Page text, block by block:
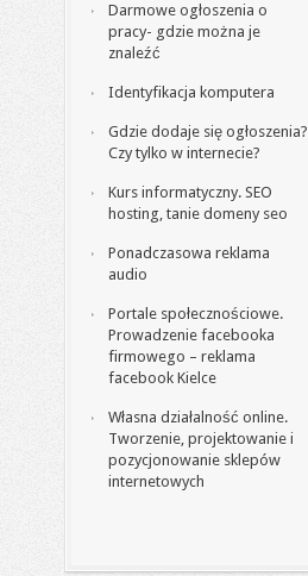
Darmowe ogłoszenia o
pracy- gdzie można je
znaleźć
Identyfikacja komputera
Gdzie dodaje się ogłoszenia?
Czy tylko w internecie?
Kurs informatyczny. SEO
hosting, tanie domeny seo
Ponadczasowa reklama
audio
Portale społecznościowe.
Prowadzenie facebooka
firmowego – reklama
facebook Kielce
Własna działalność online.
Tworzenie, projektowanie i
pozycjonowanie sklepów
internetowych